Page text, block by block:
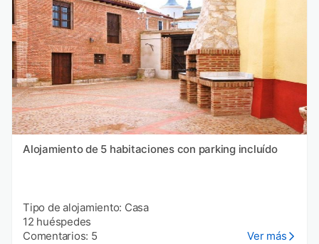
Alojamiento de 5 habitaciones con parking incluído
Tipo de alojamiento: Casa
12 huéspedes
Comentarios: 5
Ver más